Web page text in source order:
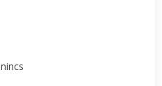
nincs